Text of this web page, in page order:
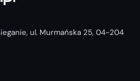
ul. Murmańska 25, 04-204